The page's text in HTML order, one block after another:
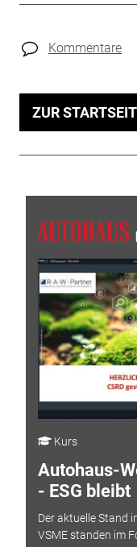
Kommentare
ZUR
Kurs
Autohaus-
- ESG bleibt
Der aktuelle Stand
VSME standen im